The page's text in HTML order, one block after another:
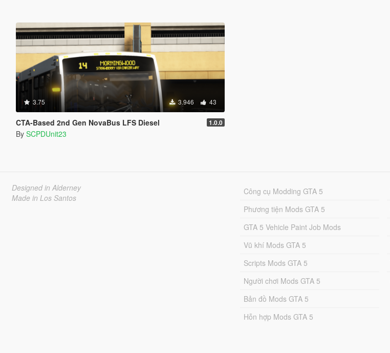
3.75 3.946 43
CTA-Based 2nd Gen NovaBus LFS Diesel 1.0.0
By SCPDUnit23
Designed in Alderney
Made in Los Santos
Công cụ Modding GTA 5
Phương tiện Mods GTA 5
GTA 5 Vehicle Paint Job Mods
Vũ khí Mods GTA 5
Scripts Mods GTA 5
Người chơi Mods GTA 5
Bản đồ Mods GTA 5
Hỗn hợp Mods GTA 5